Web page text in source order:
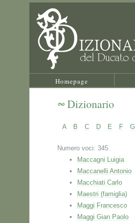
Homepage
Dizionario
A B C D E F G
Numero voci: 345.
Maccagni Luigia
Maccanelli Antonio
Macchiati Carlo
Maestri (famiglia)
Maggi Francesco
Maggi Gian Paolo